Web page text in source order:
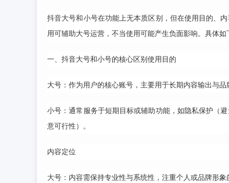
抖音大号和小号在功能上无本质区别，但在使用目的、
用可辅助大号运营，不当使用可能产生负面影响。具体如
一、抖音大号和小号的核心区别使用目的
大号：作为用户的核心账号，主要用于长期内容输出与
小号：通常服务于短期目标或辅助功能，如隐私保护（
意可行性）。
内容定位
大号：内容需保持专业性与系统性，注重个人或品牌形